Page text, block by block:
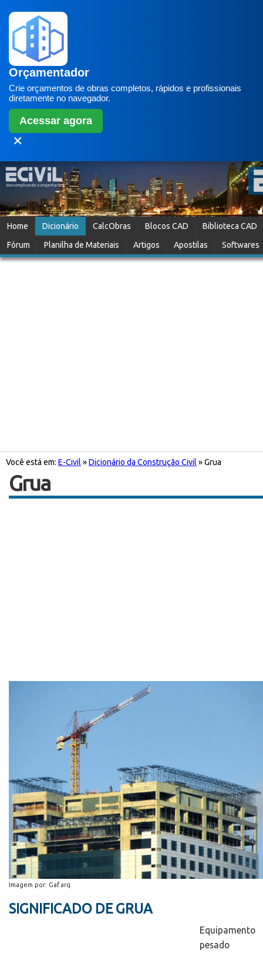
Orçamentador
Crie orçamentos de obras completos, rápidos e profissionais
diretamente no navegador.
Acessar agora
✕
Home Dicionário CalcObras Blocos CAD
Biblioteca CAD
Fórum
Planilha de Materiais Artigos Apostilas Softwares
Você está em: E-Civil »Dicionário da Construção Civil » Grua
Grua
Imagem por: Gaf.arq
SIGNIFICADO DE GRUA
Equipamento
pesado